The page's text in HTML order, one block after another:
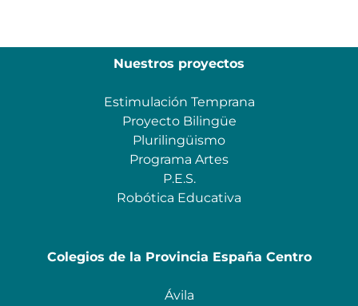
Nuestros proyectos
Estimulación Temprana
Proyecto Bilingüe
Plurilingüismo
Programa Artes
P.E.S.
Robótica Educativa
Colegios de la Provincia España Centro
Ávila